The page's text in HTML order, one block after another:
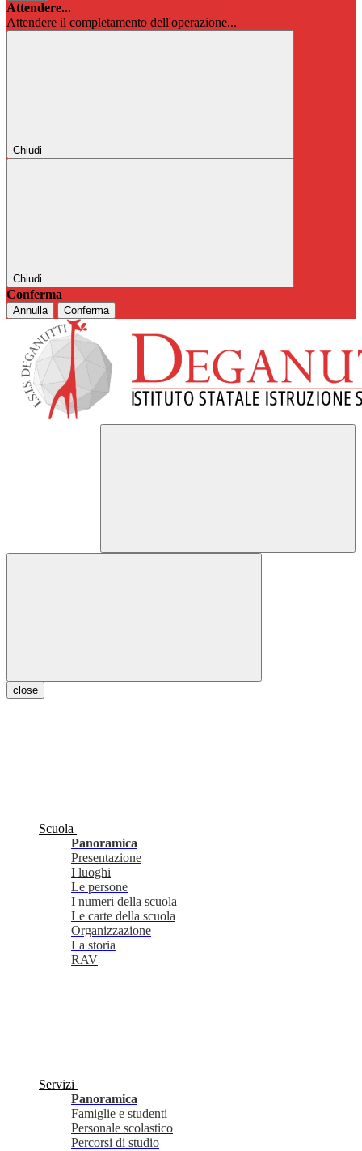
Attendere...
Attendere il completamento dell'operazione...
Chiudi
Chiudi
Conferma
Annulla Conferma
close
Scuola
Panoramica
Presentazione
I luoghi
Le persone
I numeri della scuola
Le carte della scuola
Organizzazione
La storia
RAV
Servizi
Panoramica
Famiglie e studenti
Personale scolastico
Percorsi di studio